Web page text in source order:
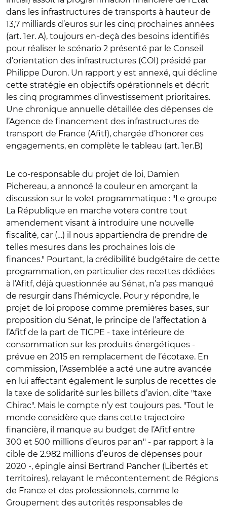
dans les infrastructures de transports à hauteur de
13,7 milliards d’euros sur les cinq prochaines années
(art. 1er. A), toujours en-deçà des besoins identifiés
pour réaliser le scénario 2 présenté par le Conseil
d’orientation des infrastructures (COI) présidé par
Philippe Duron. Un rapport y est annexé, qui décline
cette stratégie en objectifs opérationnels et décrit
les cinq programmes d’investissement prioritaires.
Une chronique annuelle détaillée des dépenses de
l’Agence de financement des infrastructures de
transport de France (Afitf), chargée d’honorer ces
engagements, en complète le tableau (art. 1er.B)
Le co-responsable du projet de loi, Damien
Pichereau, a annoncé la couleur en amorçant la
discussion sur le volet programmatique : "Le groupe
La République en marche votera contre tout
amendement visant à introduire une nouvelle
fiscalité, car (…) il nous appartiendra de prendre de
telles mesures dans les prochaines lois de
finances." Pourtant, la crédibilité budgétaire de cette
programmation, en particulier des recettes dédiées
à l’Afitf, déjà questionnée au Sénat, n’a pas manqué
de resurgir dans l’hémicycle. Pour y répondre, le
projet de loi propose comme premières bases, sur
proposition du Sénat, le principe de l’affectation à
l’Afitf de la part de TICPE - taxe intérieure de
consommation sur les produits énergétiques -
prévue en 2015 en remplacement de l’écotaxe. En
commission, l’Assemblée a acté une autre avancée
en lui affectant également le surplus de recettes de
la taxe de solidarité sur les billets d’avion, dite "taxe
Chirac". Mais le compte n’y est toujours pas. "Tout le
monde considère que dans cette trajectoire
financière, il manque au budget de l’Afitf entre
300 et 500 millions d’euros par an" - par rapport à la
cible de 2.982 millions d’euros de dépenses pour
2020 -, épingle ainsi Bertrand Pancher (Libertés et
territoires), relayant le mécontentement de Régions
de France et des professionnels, comme le
Groupement des autorités responsables de